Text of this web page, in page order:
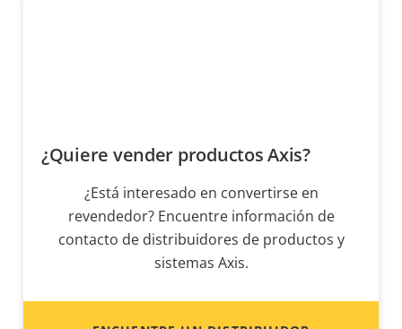
¿Quiere vender productos Axis?
¿Está interesado en convertirse en
revendedor? Encuentre información de
contacto de distribuidores de productos y
sistemas Axis.